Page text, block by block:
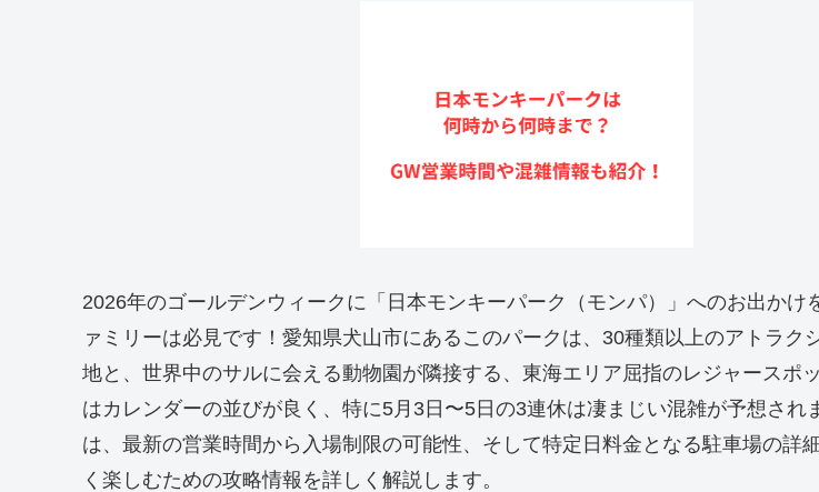
2026年のゴールデンウィークに「日本モンキーパーク（モンパ）」へのお出かけ
ァミリーは必見です！愛知県犬山市にあるこのパークは、30種類以上のアトラク
地と、世界中のサルに会える動物園が隣接する、東海エリア屈指のレジャースポ
はカレンダーの並びが良く、特に5月3日〜5日の3連休は凄まじい混雑が予想され
は、最新の営業時間から入場制限の可能性、そして特定日料金となる駐車場の詳
く楽しむための攻略情報を詳しく解説します。